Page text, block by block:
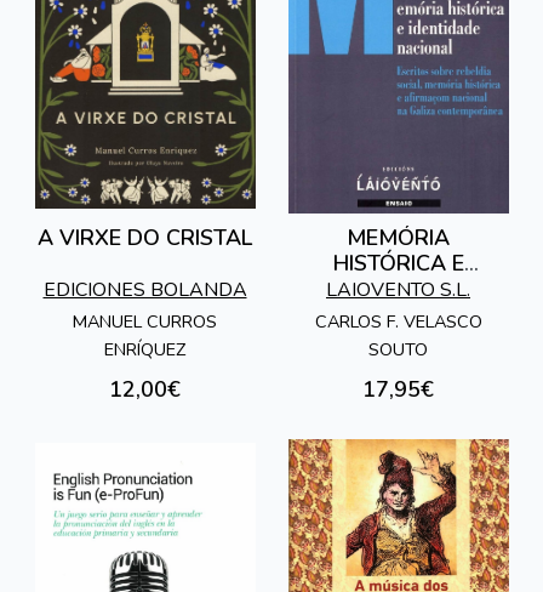
A VIRXE DO CRISTAL
EDICIONES BOLANDA
MANUEL CURROS
ENRÍQUEZ
12,00€
MEMÓRIA
HISTÓRICA E
IDENTIDADE
NACIONAL
LAIOVENTO S.L.
CARLOS F. VELASCO
SOUTO
17,95€